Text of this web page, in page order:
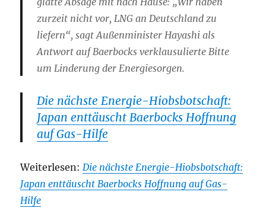
zurzeit nicht vor, LNG an Deutschland zu
liefern“, sagt Außenminister Hayashi als
Antwort auf Baerbocks verklausulierte Bitte
um Linderung der Energiesorgen.
Die nächste Energie-Hiobsbotschaft:
Japan enttäuscht Baerbocks Hoffnung
auf Gas-Hilfe
Weiterlesen: Die nächste Energie-Hiobsbotschaft:
Japan enttäuscht Baerbocks Hoffnung auf Gas-
Hilfe